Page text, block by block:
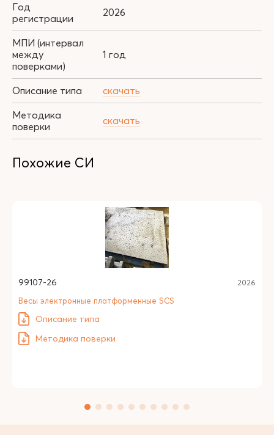
Год
регистрации
2026
МПИ (интервал
между
поверками)
1 год
Описание типа
скачать
Методика
поверки
скачать
Похожие СИ
99107-26 2026
Весы электронные платформенные SCS
Описание типа
Методика поверки